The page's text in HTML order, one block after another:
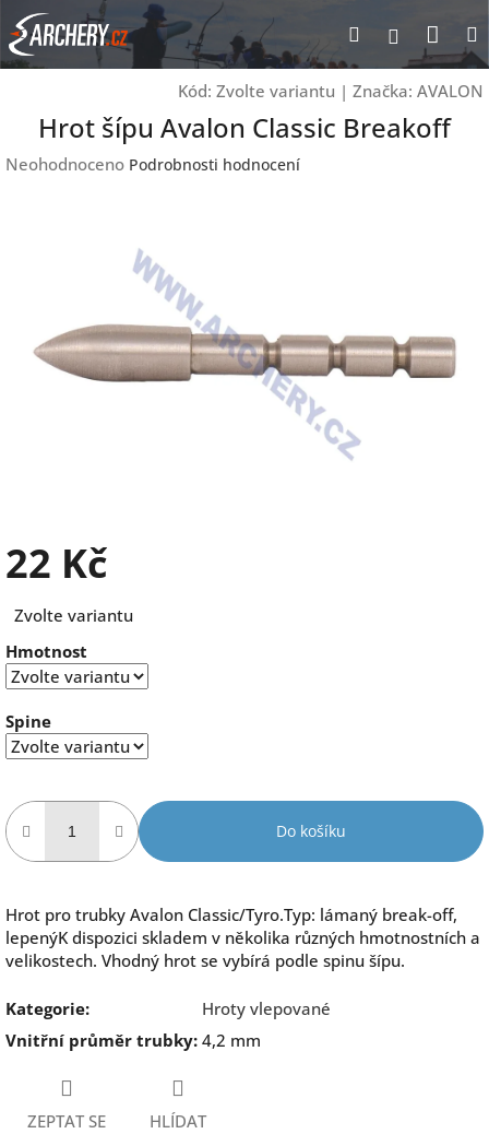
Přejít
na
obsah
Hledat
Kód: Zvolte variantu | Značka: AVALON
Hrot šípu Avalon Classic Breakoff
Průměrné
hvězdiček.
Neohodnoceno Podrobnosti hodnocení
22 Kč
cena:
Zvolte variantu
Hmotnost
Spine
Do košíku
Hrot pro trubky Avalon Classic/Tyro.Typ: lámaný break-off,
lepenýK dispozici skladem v několika různých hmotnostních a
velikostech. Vhodný hrot se vybírá podle spinu šípu.
Kategorie:
Hroty vlepované
Vnitřní průměr trubky: 4,2 mm
ZEPTAT SE HLÍDAT